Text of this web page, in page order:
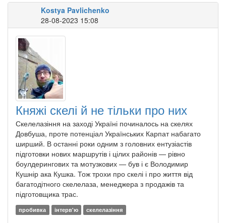
Kostya Pavlichenko
28-08-2023 15:08
Княжі скелі й не тільки про них
Скелелазіння на заході Україні починалось на скелях
Довбуша, проте потенціал Українських Карпат набагато
ширший. В останні роки одним з головних ентузіастів
підготовки нових маршрутів і цілих районів — рівно
боулдерингових та мотузкових — був і є Володимир
Кушнір ака Кушка. Тож трохи про скелі і про життя від
багатодітного скелелаза, менеджера з продажів та
підготовщика трас.
пробивка інтерв'ю скелелазіння